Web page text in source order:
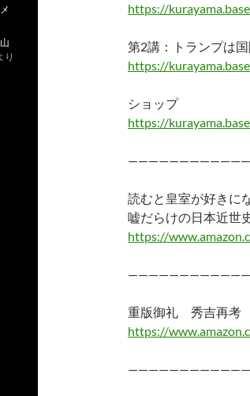
https://
第2講：トランプは
https://
ショップ
https://
読むと皇室が好きに
嘘だらけの日本近世
https://
重版御礼 秀吉再考
https://
り